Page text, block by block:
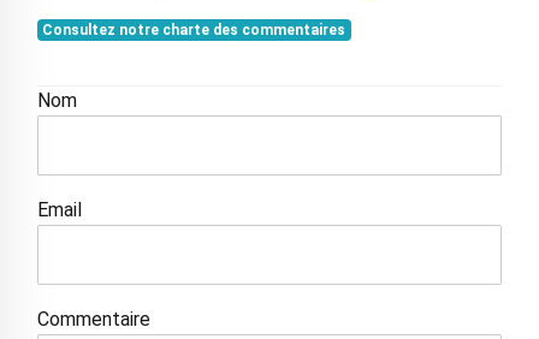
Consultez notre charte des commentaires
Nom
Email
Commentaire